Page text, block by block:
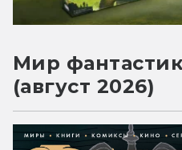
Мир
(август 2026)